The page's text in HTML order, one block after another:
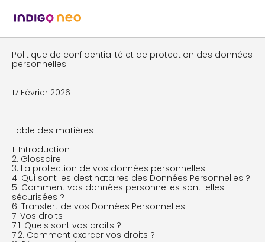
Politique de confidentialité et de protection des données
personnelles
17 Février 2026
Table des matières
1. Introduction
2. Glossaire
3. La protection de vos données personnelles
4. Qui sont les destinataires des Données Personnelles ?
5. Comment vos données personnelles sont-elles
sécurisées ?
6. Transfert de vos Données Personnelles
7. Vos droits
7.1. Quels sont vos droits ?
7.2. Comment exercer vos droits ?